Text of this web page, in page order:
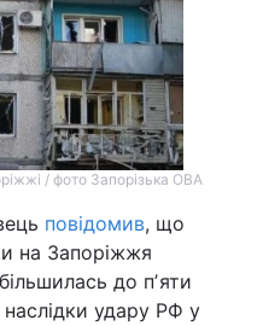
/ фото Запорізька ОВА
повідомив, що
на Запоріжжя
до пʼяти
удару РФ у